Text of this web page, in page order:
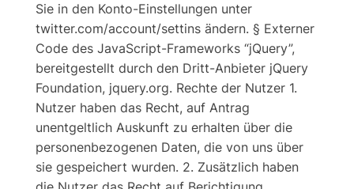
Sie in den Konto-Einstellungen unter
twitter.com/account/settins ändern. § Externer
Code des JavaScript-Frameworks “jQuery”,
bereitgestellt durch den Dritt-Anbieter jQuery
Foundation, jquery.org. Rechte der Nutzer 1.
Nutzer haben das Recht, auf Antrag
unentgeltlich Auskunft zu erhalten über die
personenbezogenen Daten, die von uns über
sie gespeichert wurden. 2. Zusätzlich haben